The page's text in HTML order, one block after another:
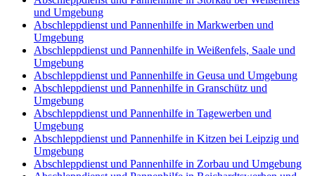
und Umgebung
Abschleppdienst und Pannenhilfe in Markwerben und
Umgebung
Abschleppdienst und Pannenhilfe in Weißenfels, Saale und
Umgebung
Abschleppdienst und Pannenhilfe in Geusa und Umgebung
Abschleppdienst und Pannenhilfe in Granschütz und
Umgebung
Abschleppdienst und Pannenhilfe in Tagewerben und
Umgebung
Abschleppdienst und Pannenhilfe in Kitzen bei Leipzig und
Umgebung
Abschleppdienst und Pannenhilfe in Zorbau und Umgebung